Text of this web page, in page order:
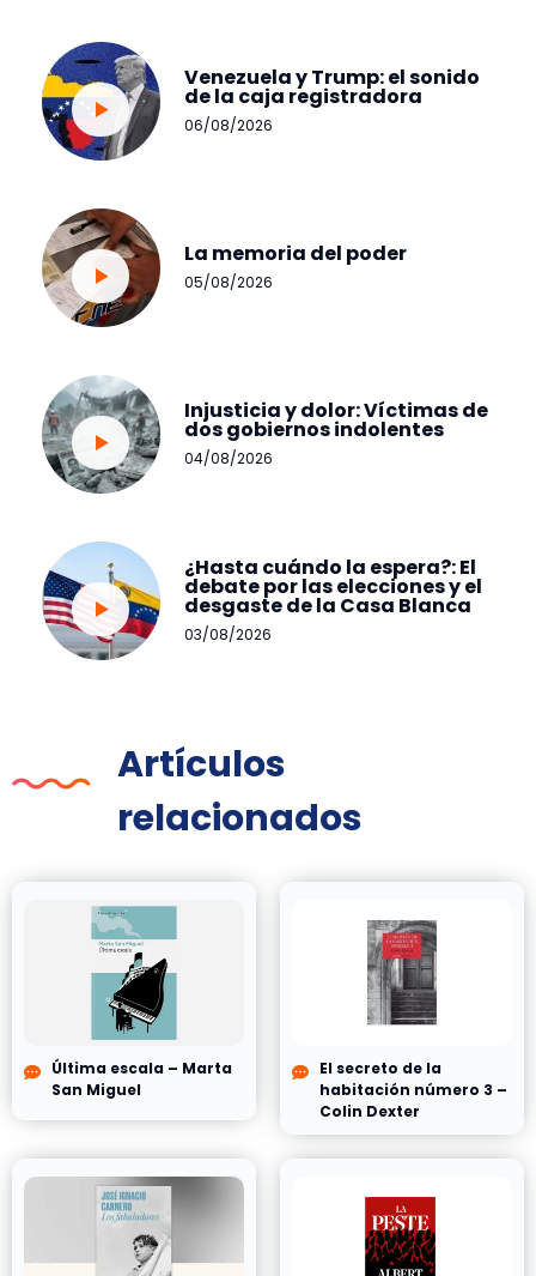
Venezuela y Trump: el sonido
de la caja registradora
06/08/2026
La memoria del poder
05/08/2026
Injusticia y dolor: Víctimas de
dos gobiernos indolentes
04/08/2026
¿Hasta cuándo la espera?: El
debate por las elecciones y el
desgaste de la Casa Blanca
03/08/2026
Artículos
relacionados
Última escala – Marta
San Miguel
El secreto de la
habitación número 3 –
Colin Dexter